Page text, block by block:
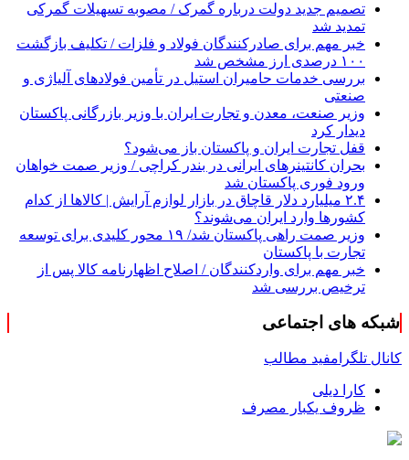
تصمیم جدید دولت درباره گمرک / مصوبه تسهیلات گمرکی
تمدید شد
خبر مهم برای صادرکنندگان فولاد و فلزات / تکلیف بازگشت
۱۰۰ درصدی ارز مشخص شد
بررسی خدمات حامیران استیل در تأمین فولادهای آلیاژی و
صنعتی
وزیر صنعت، معدن و تجارت ایران با وزیر بازرگانی پاکستان
دیدار کرد
قفل تجارت ایران و پاکستان باز می‌شود؟
بحران کانتینر‌های ایرانی در بندر کراچی / وزیر صمت خواهان
ورود فوری پاکستان شد
۲.۴ میلیارد دلار قاچاق در بازار لوازم آرایش | کالاها از کدام
کشورها وارد ایران می‌شوند؟
وزیر صمت راهی پاکستان شد/ ۱۹ محور کلیدی برای توسعه
تجارت با پاکستان
خبر مهم برای واردکنندگان / اصلاح اظهارنامه کالا پس از
ترخیص بررسی شد
شبکه های اجتماعی
کانال تلگرامفید مطالب
کارا دیلی
ظروف یکبار مصرف